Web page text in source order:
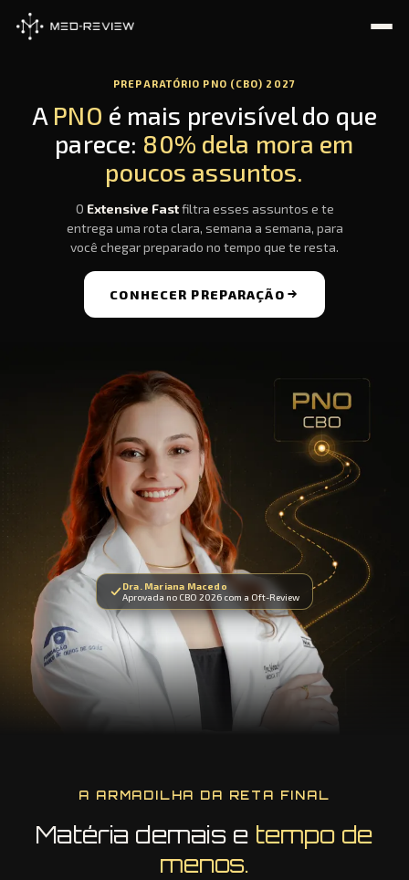
para
Dra. Mariana Macedo
Aprovada no CBO 2026 com a Oft-Review
PREPARATÓRIO PNO (CBO) 2027
A PNO é mais previsível do que
parece: 80% dela mora em
poucos assuntos.
O Extensive Fastfiltra esses assuntos e te
entrega uma rota clara, semana a semana, para
você chegar preparado no tempo que te resta.
CONHECER PREPARAÇÃO
A ARMADILHA DA RETA FINAL
Matéria demais e tempo de
menos.